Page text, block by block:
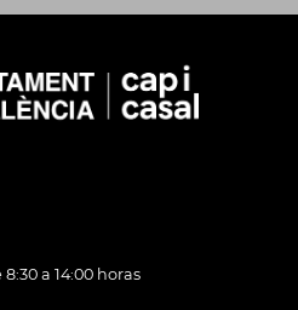
a 14:00 horas